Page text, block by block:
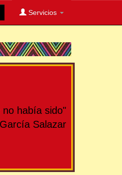
Servicios
había sido"
Salazar